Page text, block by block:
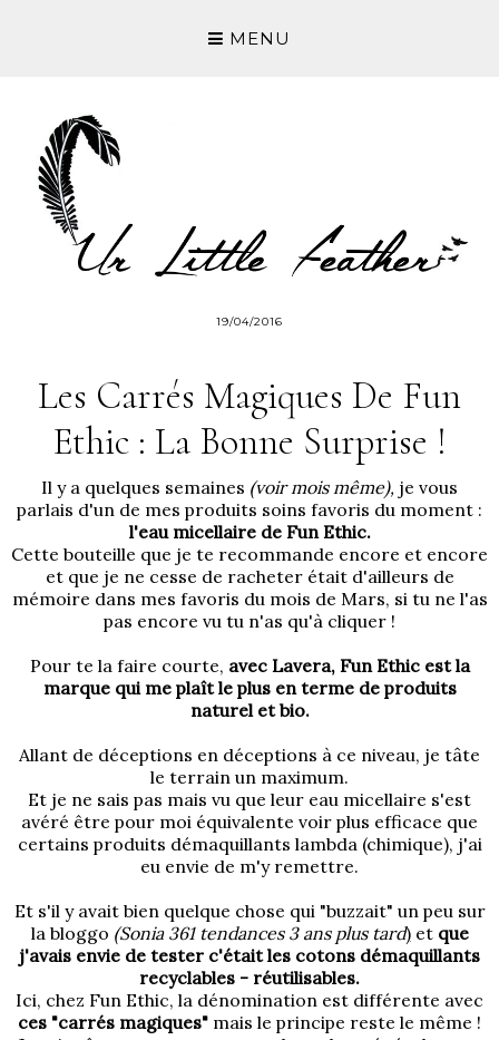
MENU
19/04/2016
Les Carrés Magiques De Fun
Ethic : La Bonne Surprise !
Il y a quelques semaines (voir mois même), je vous
parlais d'un de mes produits soins favoris du moment :
l'eau micellaire de Fun Ethic.
Cette bouteille que je te recommande encore et encore
et que je ne cesse de racheter était d'ailleurs de
mémoire dans mes favoris du mois de Mars, si tu ne l'as
pas encore vu tu n'as qu'à cliquer !
Pour te la faire courte, avec Lavera, Fun Ethic est la
marque qui me plaît le plus en terme de produits
naturel et bio.
Allant de déceptions en déceptions à ce niveau, je tâte
le terrain un maximum.
Et je ne sais pas mais vu que leur eau micellaire s'est
avéré être pour moi équivalente voir plus efficace que
certains produits démaquillants lambda (chimique), j'ai
eu envie de m'y remettre.
Et s'il y avait bien quelque chose qui "buzzait" un peu sur
la bloggo (Sonia 361 tendances 3 ans plus tard)et que
j'avais envie de tester c'était les cotons démaquillants
recyclables - réutilisables.
Ici, chez Fun Ethic, la dénomination est différente avec
ces "carrés magiques" mais le principe reste le même !